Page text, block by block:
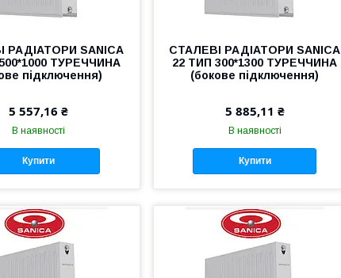
РАДІАТОРИ SANICA
ТУРЕЧЧИНА
підключення)
5 557,16 ₴
В наявності
Купити
СТАЛЕВІ РАДІАТОРИ SANICA
22 ТИП 300*1300 ТУРЕЧЧИНА
(бокове підключення)
5 885,11 ₴
В наявності
Купити